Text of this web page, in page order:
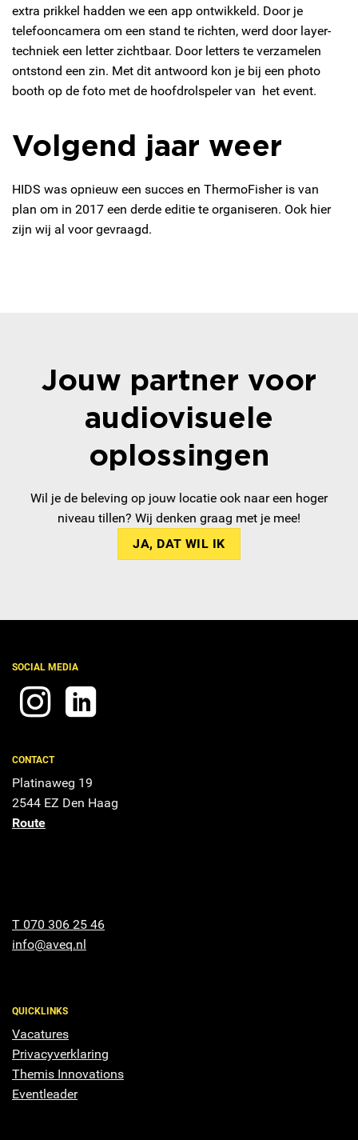
extra prikkel hadden we een app ontwikkeld. Door je
telefooncamera om een stand te richten, werd door layer-
techniek een letter zichtbaar. Door letters te verzamelen
ontstond een zin. Met dit antwoord kon je bij een photo
booth op de foto met de hoofdrolspeler van het event.
Volgend jaar weer
HIDS was opnieuw een succes en ThermoFisher is van
plan om in 2017 een derde editie te organiseren. Ook hier
zijn wij al voor gevraagd.
Jouw partner voor
audiovisuele
oplossingen
Wil je de beleving op jouw locatie ook naar een hoger
niveau tillen? Wij denken graag met je mee!
JA, DAT WIL IK
SOCIAL MEDIA
CONTACT
Platinaweg 19
2544 EZ Den Haag
Route
T 070 306 25 46
info@aveq.nl
QUICKLINKS
Vacatures
Privacyverklaring
Themis Innovations
Eventleader